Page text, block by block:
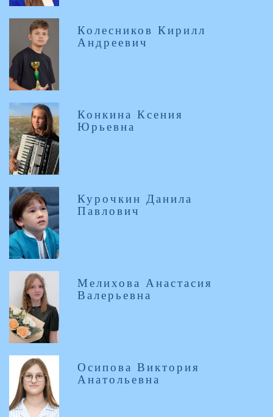
Колесников Кирилл
Андреевич
Конкина Ксения
Юрьевна
Курочкин Данила
Павлович
Мелихова Анастасия
Валерьевна
Осипова Виктория
Анатольевна